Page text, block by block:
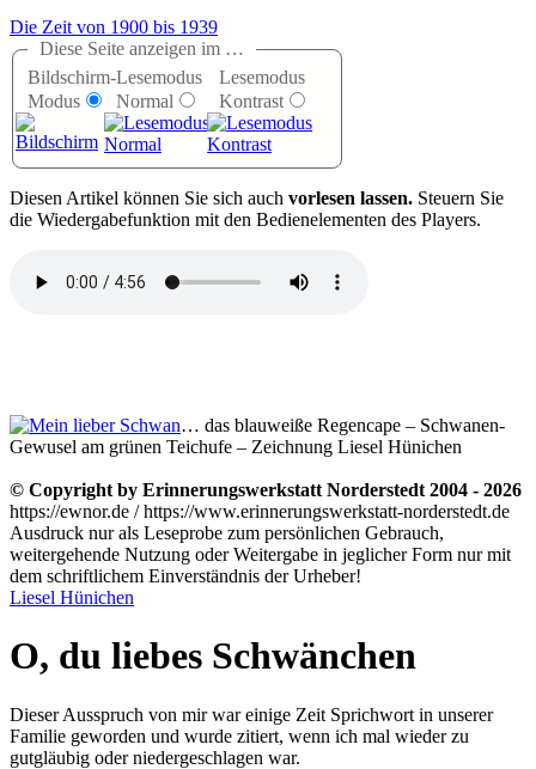
Die Zeit von 1900 bis 1939
Diese Seite anzeigen im …
Bildschirm-
Modus
Lesemodus
Normal
Lesemodus
Kontrast
Diesen Artikel können Sie sich auch vorlesen lassen. Steuern Sie
die Wiedergabefunktion mit den Bedienelementen des Players.
… das blauweiße Regencape – Schwanen-
Gewusel am grünen Teichufe – Zeichnung Liesel Hünichen
© Copyright by Erinnerungswerkstatt Norderstedt 2004 - 2026
https://ewnor.de / https://www.erinnerungswerkstatt-norderstedt.de
Ausdruck nur als Leseprobe zum persönlichen Gebrauch,
weitergehende Nutzung oder Weitergabe in jeglicher Form nur mit
dem schriftlichem Einverständnis der Urheber!
Liesel Hünichen
O, du liebes Schwänchen
Dieser Ausspruch von mir war einige Zeit Sprichwort in unserer
Familie geworden und wurde zitiert, wenn ich mal wieder zu
gutgläubig oder niedergeschlagen war.